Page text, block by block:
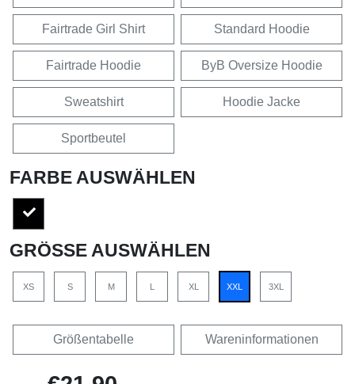
Fairtrade Girl Shirt Standard Hoodie
Fairtrade Hoodie ByB Oversize Hoodie
Sweatshirt Hoodie Jacke
Sportbeutel
FARBE AUSWÄHLEN
GRÖSSE AUSWÄHLEN
XS S M L XL XXL 3XL
Größentabelle Wareninformationen